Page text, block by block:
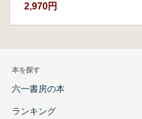
2,970円
本を探す
六一書房の本
ランキング